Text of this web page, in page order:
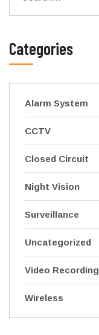
Categories
Alarm System
CCTV
Closed Circuit
Night Vision
Surveillance
Uncategorized
Video Recording
Wireless